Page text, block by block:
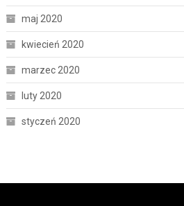
maj 2020
kwiecień 2020
marzec 2020
luty 2020
styczeń 2020